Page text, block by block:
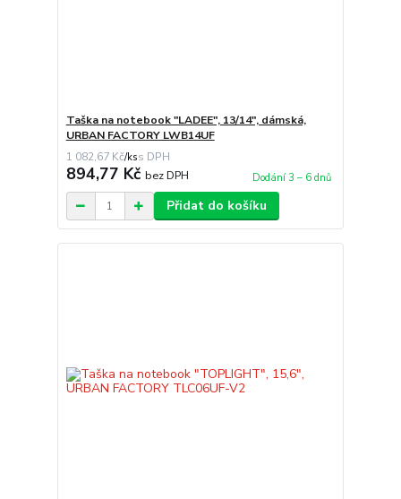
Taška na notebook "LADEE", 13/14", dámská,
URBAN FACTORY LWB14UF
1 082,67 Kč/ks
894,77 Kč bez DPH Dodání 3 – 6 dnů
Přidat do košíku